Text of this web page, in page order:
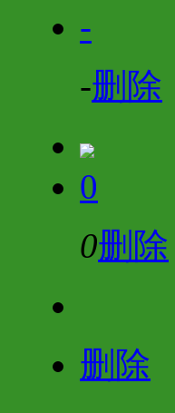
-
-删除
0
0删除
删除